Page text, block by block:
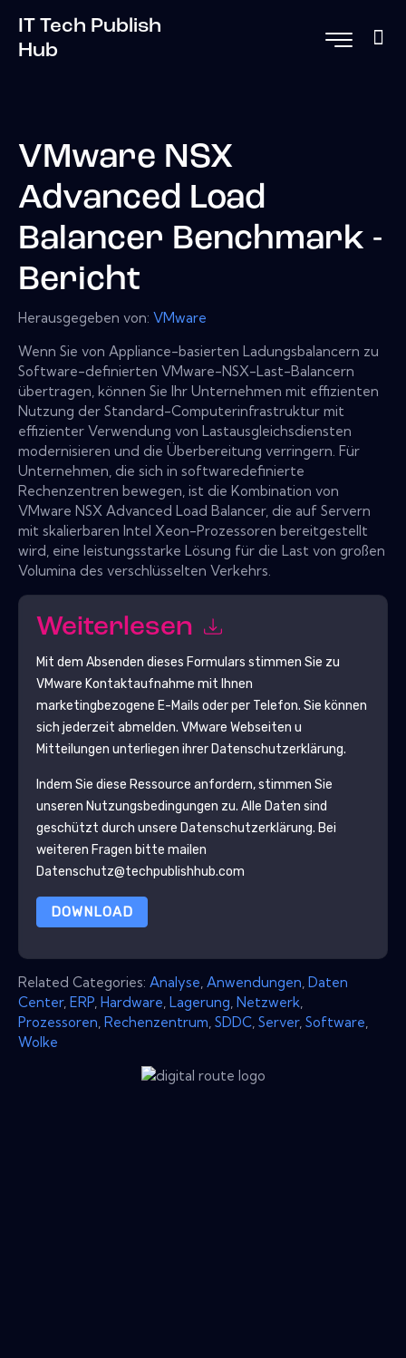
IT Tech Publish
Hub
VMware NSX
Advanced Load
Balancer Benchmark -
Bericht
Herausgegeben von: VMware
Wenn Sie von Appliance-basierten Ladungsbalancern zu
Software-definierten VMware-NSX-Last-Balancern
übertragen, können Sie Ihr Unternehmen mit effizienten
Nutzung der Standard-Computerinfrastruktur mit
effizienter Verwendung von Lastausgleichsdiensten
modernisieren und die Überbereitung verringern. Für
Unternehmen, die sich in softwaredefinierte
Rechenzentren bewegen, ist die Kombination von
VMware NSX Advanced Load Balancer, die auf Servern
mit skalierbaren Intel Xeon-Prozessoren bereitgestellt
wird, eine leistungsstarke Lösung für die Last von großen
Volumina des verschlüsselten Verkehrs.
Weiterlesen
Mit dem Absenden dieses Formulars stimmen Sie zu
VMware Kontaktaufnahme mit Ihnen
marketingbezogene E-Mails oder per Telefon. Sie können
sich jederzeit abmelden. VMware Webseiten u
Mitteilungen unterliegen ihrer Datenschutzerklärung.
Indem Sie diese Ressource anfordern, stimmen Sie
unseren Nutzungsbedingungen zu. Alle Daten sind
geschützt durch unsere Datenschutzerklärung. Bei
weiteren Fragen bitte mailen
Datenschutz@techpublishhub.com
DOWNLOAD
Related Categories: Analyse Anwendungen Daten
Center, ERP Hardware Lagerung Netzwerk
Prozessoren Rechenzentrum SDDC Server, Software
Wolke